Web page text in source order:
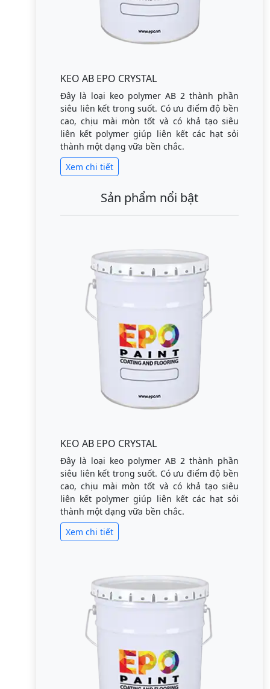
KEO AB EPO CRYSTAL
Đây là loại keo polymer AB 2 thành phần
siêu liên kết trong suốt. Có ưu điểm độ bền
cao, chịu mài mòn tốt và có khả tạo siêu
liên kết polymer giúp liên kết các hạt sỏi
thành một dạng vữa bền chắc.
Xem chi tiết
Sản phẩm nổi bật
KEO AB EPO CRYSTAL
Đây là loại keo polymer AB 2 thành phần
siêu liên kết trong suốt. Có ưu điểm độ bền
cao, chịu mài mòn tốt và có khả tạo siêu
liên kết polymer giúp liên kết các hạt sỏi
thành một dạng vữa bền chắc.
Xem chi tiết